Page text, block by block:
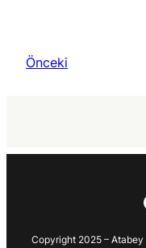
Önceki
Copyright 2025 – Atabey